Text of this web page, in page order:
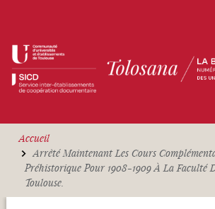
Accueil
Arrêté Maintenant Les Cours
Préhistorique Pour 1908-1909 À La Faculté
Toulouse.